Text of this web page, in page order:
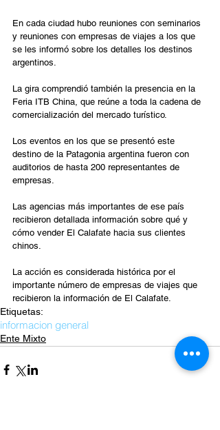
En cada ciudad hubo reuniones con seminarios
y reuniones con empresas de viajes a los que
se les informó sobre los detalles los destinos
argentinos.
La gira comprendió también la presencia en la
Feria ITB China, que reúne a toda la cadena de
comercialización del mercado turístico.
Los eventos en los que se presentó este
destino de la Patagonia argentina fueron con
auditorios de hasta 200 representantes de
empresas.
Las agencias más importantes de ese país
recibieron detallada información sobre qué y
cómo vender El Calafate hacia sus clientes
chinos.
La acción es considerada histórica por el
importante número de empresas de viajes que
recibieron la información de El Calafate.
Etiquetas:
informacion general
Ente Mixto